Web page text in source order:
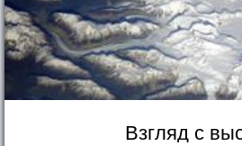
Взгляд с